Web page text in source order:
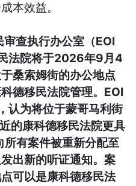
本效益。
审查执行办公室（EOI
法院将于2026年9月4
桑索姆街的办公地点
德移民法院管理。EOI
认为将位于蒙哥马利街
的康科德移民法院更具
所有案件被重新分配至
出新的听证通知。案
可以是康科德移民法